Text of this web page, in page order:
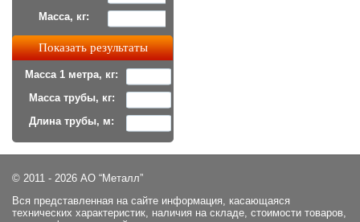
Масса, кг:
Масса 1 метра, кг:
Масса трубы, кг:
Длина трубы, м:
© 2011 - 2026 АО “Металл”
Вся представленная на сайте информация, касающаяся
технических характеристик, наличия на складе, стоимости товаров,